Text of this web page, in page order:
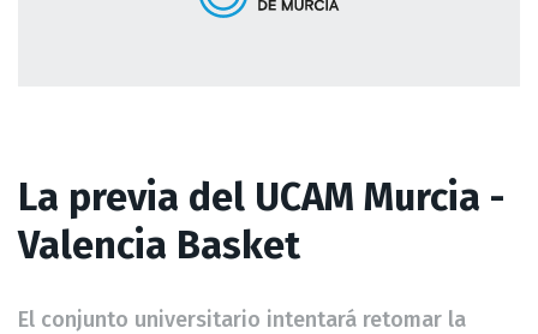
La previa del UCAM Murcia -
Valencia Basket
El conjunto universitario intentará retomar la